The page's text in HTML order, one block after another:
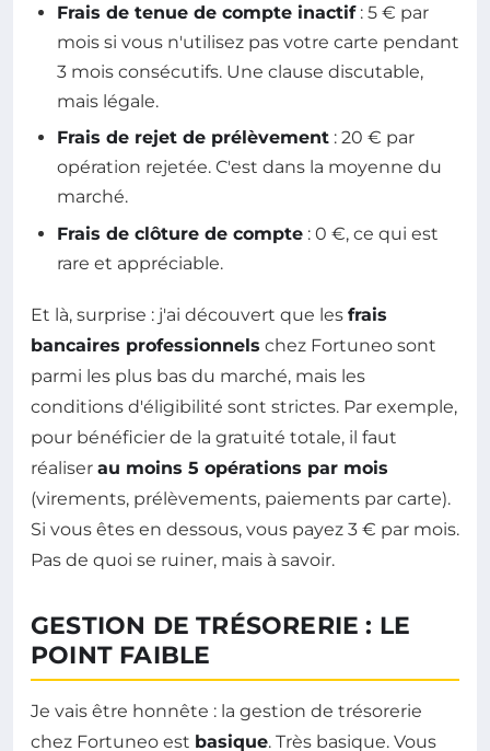
Frais de tenue de compte inactif: 5 € par
mois si vous n'utilisez pas votre carte pendant
3 mois consécutifs. Une clause discutable,
mais légale.
Frais de rejet de prélèvement : 20 € par
opération rejetée. C'est dans la moyenne du
marché.
Frais de clôture de compte : 0 €, ce qui est
rare et appréciable.
Et là, surprise : j'ai découvert que les frais
bancaires professionnels chez Fortuneo sont
parmi les plus bas du marché, mais les
conditions d'éligibilité sont strictes. Par exemple,
pour bénéficier de la gratuité totale, il faut
réaliser au moins 5 opérations par mois
(virements, prélèvements, paiements par carte).
Si vous êtes en dessous, vous payez 3 € par mois.
Pas de quoi se ruiner, mais à savoir.
GESTION DE TRÉSORERIE : LE
POINT FAIBLE
Je vais être honnête : la gestion de trésorerie
chez Fortuneo est basique. Très basique. Vous